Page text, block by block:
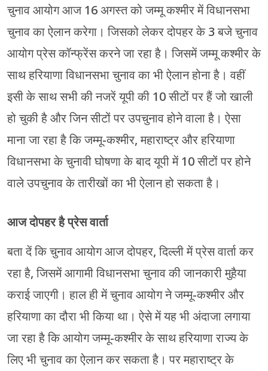
चुनाव आयोग आज 16 अगस्त को जम्मू कश्मीर में विधानसभा
चुनाव का ऐलान करेगा। जिसको लेकर दोपहर के 3 बजे चुनाव
आयोग प्रेस कॉन्फ्रेंस करने जा रहा है। जिसमें जम्मू कश्मीर के
साथ हरियाणा विधानसभा चुनाव का भी ऐलान होना है। वहीं
इसी के साथ सभी की नजरें यूपी की 10 सीटों पर हैं जो खाली
हो चुकी है और जिन सीटों पर उपचुनाव होने वाला है। ऐसा
माना जा रहा है कि जम्मू-कश्मीर, महाराष्ट्र और हरियाणा
विधानसभा के चुनावी घोषणा के बाद यूपी में 10 सीटों पर होने
वाले उपचुनाव के तारीखों का भी ऐलान हो सकता है।
आज दोपहर है प्रेस वार्ता
बता दें कि चुनाव आयोग आज दोपहर, दिल्ली में प्रेस वार्ता कर
रहा है, जिसमें आगामी विधानसभा चुनाव की जानकारी मुहैया
कराई जाएगी। हाल ही में चुनाव आयोग ने जम्मू-कश्मीर और
हरियाणा का दौरा भी किया था। ऐसे में यह भी अंदाजा लगाया
जा रहा है कि आयोग जम्मू-कश्मीर के साथ हरियाणा राज्य के
लिए भी चुनाव का ऐलान कर सकता है। पर महाराष्ट्र के